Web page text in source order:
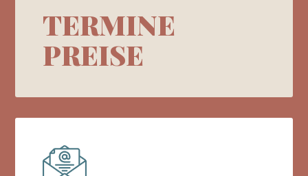
TERMINE
PREISE